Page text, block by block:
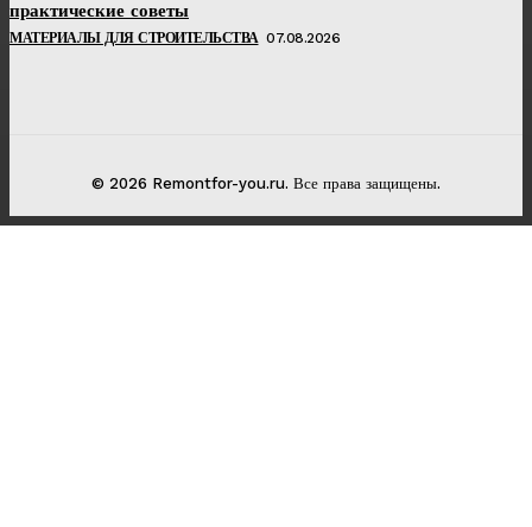
практические советы
МАТЕРИАЛЫ ДЛЯ СТРОИТЕЛЬСТВА 07.08.2026
© 2026 Remontfor-you.ru. Все права защищены.